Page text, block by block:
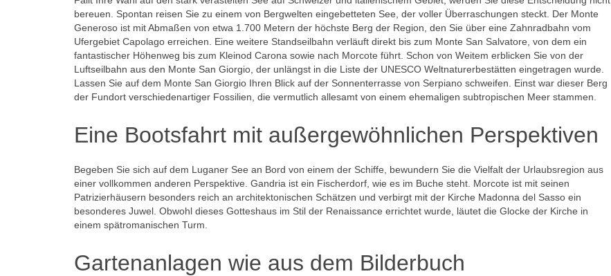
bereuen. Spontan reisen Sie zu einem von Bergwelten eingebetteten See, der voller Überraschungen steckt. Der Monte
Generoso ist mit Abmaßen von etwa 1.700 Metern der höchste Berg der Region, den Sie über eine Zahnradbahn vom
Ufergebiet Capolago erreichen. Eine weitere Standseilbahn verläuft direkt bis zum Monte San Salvatore, von dem ein
fantastischer Höhenweg bis zum Kleinod Carona sowie nach Morcote führt. Schon von Weitem erblicken Sie von der
Luftseilbahn aus den Monte San Giorgio, der unlängst in die Liste der UNESCO Weltnaturerbestätten eingetragen wurde.
Lassen Sie auf dem Monte San Giorgio Ihren Blick auf der Sonnenterrasse von Serpiano schweifen. Einst war dieser Berg
der Fundort verschiedenartiger Fossilien, die vermutlich allesamt von einem ehemaligen subtropischen Meer stammen.
Eine Bootsfahrt mit außergewöhnlichen Perspektiven
Begeben Sie sich auf dem Luganer See an Bord von einem der Schiffe, bewundern Sie die Vielfalt der Urlaubsregion aus
einer vollkommen anderen Perspektive. Gandria ist ein Fischerdorf, wie es im Buche steht. Morcote ist mit seinen
Patrizierhäusern besonders reich an architektonischen Schätzen und verbirgt mit der Kirche Madonna del Sasso ein
besonderes Juwel. Obwohl dieses Gotteshaus im Stil der Renaissance errichtet wurde, läutet die Glocke der Kirche in
einem spätromanischen Turm.
Gartenanlagen wie aus dem Bilderbuch